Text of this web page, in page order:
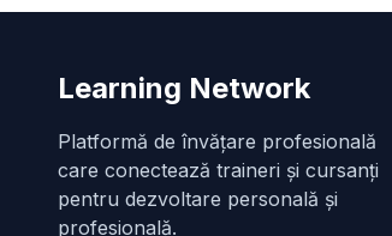
Learning Network
Platformă de învățare profesională
care conectează traineri și cursanți
pentru dezvoltare personală și
profesională.